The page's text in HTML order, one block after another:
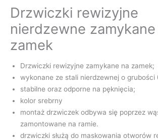
Drzwiczki rewizyjne
nierdzewne
zamek
Drzwiczki rewizyjne zamykane na zamek;
wykonane ze stali nierdzewnej o grubości
stabilne oraz odporne na pęknięcia;
kolor srebrny
montaż drzwiczek odbywa się poprzez
zamontowane na ramie.
drzwiczki służą do maskowania otworów